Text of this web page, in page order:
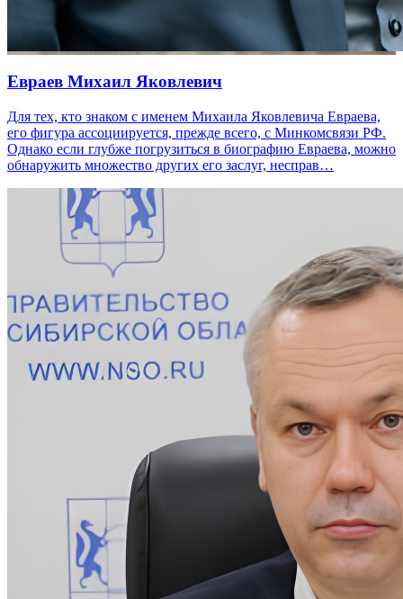
Евраев Михаил Яковлевич
Для тех, кто знаком с именем Михаила Яковлевича Евраева,
его фигура ассоциируется, прежде всего, с Минкомсвязи РФ.
Однако если глубже погрузиться в биографию Евраева, можно
обнаружить множество других его заслуг, несправ…